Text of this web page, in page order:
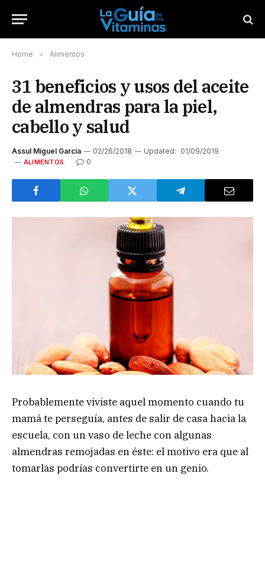
Home » Alimentos
31 beneficios y usos del aceite
de almendras para la piel,
cabello y salud
Assul Miguel García 02/26/2018 Updated: 01/09/2019
ALIMENTOS 0
Probablemente viviste aquel momento cuando tu
mamá te perseguía, antes de salir de casa hacia la
escuela, con un vaso de leche con algunas
almendras remojadas en éste: el motivo era que al
tomarlas podrías convertirte en un genio.